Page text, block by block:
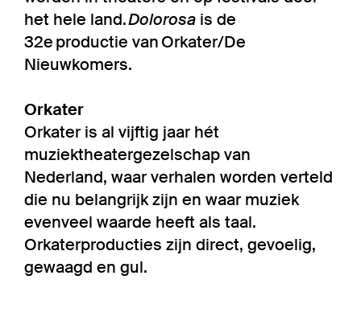
het hele land.Dolorosa is de
32e productie van Orkater/De
Nieuwkomers.
Orkater
Orkater is al vijftig jaar hét
muziektheatergezelschap van
Nederland, waar verhalen worden verteld
die nu belangrijk zijn en waar muziek
evenveel waarde heeft als taal.
Orkaterproducties zijn direct, gevoelig,
gewaagd en gul.